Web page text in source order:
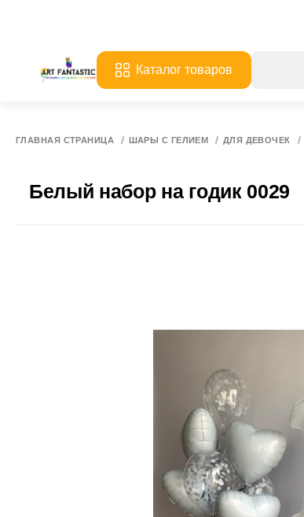
Каталог товаров
ГЛАВНАЯ СТРАНИЦА ШАРЫ С ГЕЛИЕМ ДЛЯ ДЕВОЧЕК
Белый набор на годик 0029